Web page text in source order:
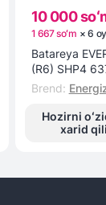
10 000
1 667 soʻm ×6 oy
Batareya
(R6) SHP4
Brend:
Hozirni
xarid